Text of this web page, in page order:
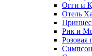
Огги и
Отель
Рик и
Розовая